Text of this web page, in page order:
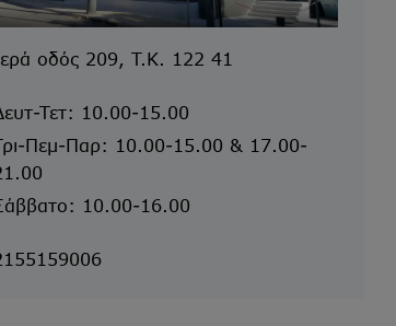
οδός 209, T.K. 122 41
Τετ: 10.00-15.00
Πεμ-Παρ: 10.00-15.00 & 17.00-
10.00-16.00